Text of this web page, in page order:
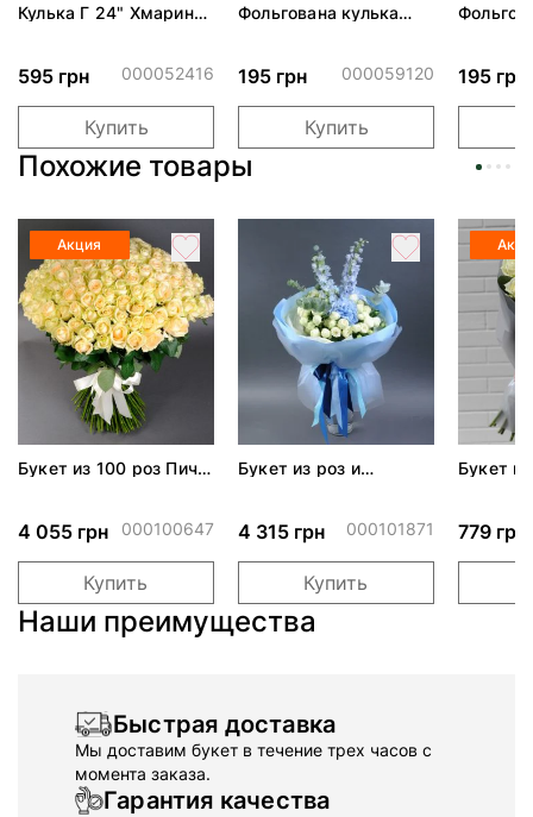
Кулька Г 24" Хмаринка
595 грн 000052416
Купить
Фольгована кулька
195 грн 000059120
Купить
195 грн
Похожие товары
Акция
Букет из 100 роз Пич
4 055 грн 000100647
Купить
Букет из роз и
4 315 грн 000101871
Купить
Букет
779 грн
Наши преимущества
Быстрая доставка
Мы доставим букет в течение трех часов с
момента заказа.
Гарантия качества